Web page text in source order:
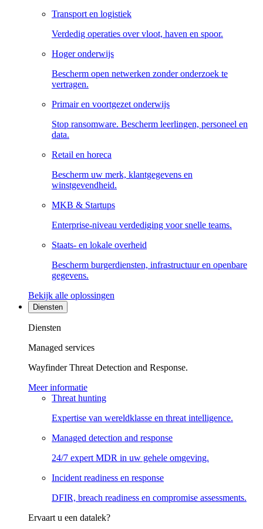
Transport en logistiek
Verdedig operaties over vloot, haven en spoor.
Hoger onderwijs
Bescherm open netwerken zonder onderzoek te
vertragen.
Primair en voortgezet onderwijs
Stop ransomware. Bescherm leerlingen, personeel en
data.
Retail en horeca
Bescherm uw merk, klantgegevens en
winstgevendheid.
MKB & Startups
Enterprise-niveau verdediging voor snelle teams.
Staats- en lokale overheid
Bescherm burgerdiensten, infrastructuur en openbare
gegevens.
Bekijk alle oplossingen
Diensten
Diensten
Managed services
Wayfinder Threat Detection and Response.
Meer informatie
Threat hunting
Expertise van wereldklasse en threat intelligence.
Managed detection and response
24/7 expert MDR in uw gehele omgeving.
Incident readiness en response
DFIR, breach readiness en compromise assessments.
Ervaart u een datalek?